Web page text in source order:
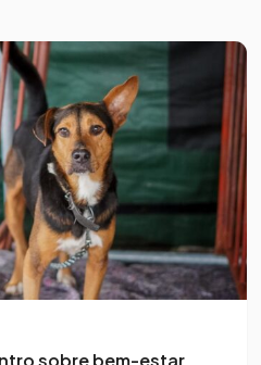
sobre bem-estar